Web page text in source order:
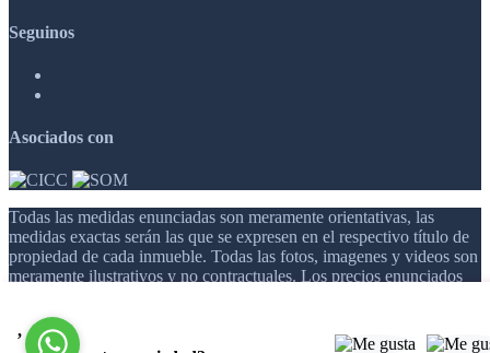
,
Seguinos
Asociados con
Todas las medidas enunciadas son meramente orientativas, las
medidas exactas serán las que se expresen en el respectivo título de
propiedad de cada inmueble. Todas las fotos, imagenes y videos son
meramente ilustrativos y no contractuales. Los precios enunciados